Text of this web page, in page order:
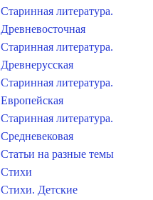
Старинная литература.
Древневосточная
Старинная литература.
Древнерусская
Старинная литература.
Европейская
Старинная литература.
Средневековая
Статьи на разные темы
Стихи
Стихи. Детские